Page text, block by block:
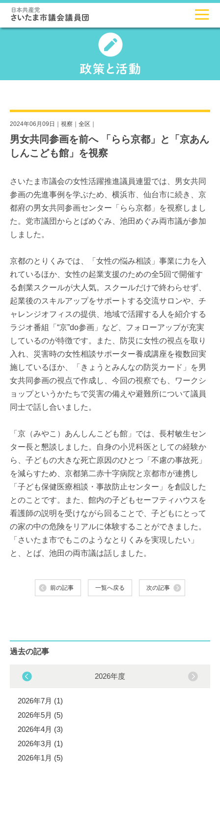
2024年06月09日｜ 視察 全区
男女共同参画を前へ 「らら京都」と「京あん
しんこども館」を視察
さいたま市議会の女性活躍推進議員連盟では、男女共同
参画の先進事例を学ぶため、横浜市、仙台市に続き、京
都府の男女共同参画センター「らら京都」を視察しまし
た。党市議団からとばめぐみ、池田めぐみ両市議が参加
しました。
京都のとりくみでは、「女性の悩み相談」事業に力を入
れているほか、女性の起業支援のための全5回で開催す
る創業スクールが大人気。スクールだけで終わらせず、
起業後のスキルアップをサポートする交流サロンや、チ
ャレンジオフィスの提供、地域で活躍する人を紹介する
ラジオ番組「“京”do参画」など、フォローアップが充実
しているのが特徴です。また、防災に女性の視点を取り
入れ、災害時の女性相談サポーター養成講座を複数回実
施しているほか、「きょうとみんなの防災カード」を男
女共同参画の視点で作成し、今回の視察でも、ワークシ
ョップというかたちで災害の備えや避難所について議員
同士で話し合いました。
「京（みやこ）あんしんこども館」では、長村敏生セン
ター長と懇談しました。自身の小児科医としての経験か
ら、子どもの大きな死亡原因のひとつ「不慮の事故死」
を減らすため、京都第二赤十字病院と京都市が連携し
「子ども保健医療相談・事故防止センター」を創設した
とのことです。また、館内の子どもセーフティハウスを
看護師の説明を受けながら回ることで、子どもにとって
の家の中の危険をリアルに体験することができました。
「さいたま市でもこのようなとりくみを実現したい」
と、とば、池田の両市議は話しました。
前の記事 一覧へ戻る 次の記事
過去の記事
2026年度
2026年7月 (1)
2026年5月 (5)
2026年4月 (3)
2026年3月 (1)
2026年1月 (5)